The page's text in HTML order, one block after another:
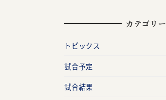
カテゴリー
トピックス
試合予定
試合結果